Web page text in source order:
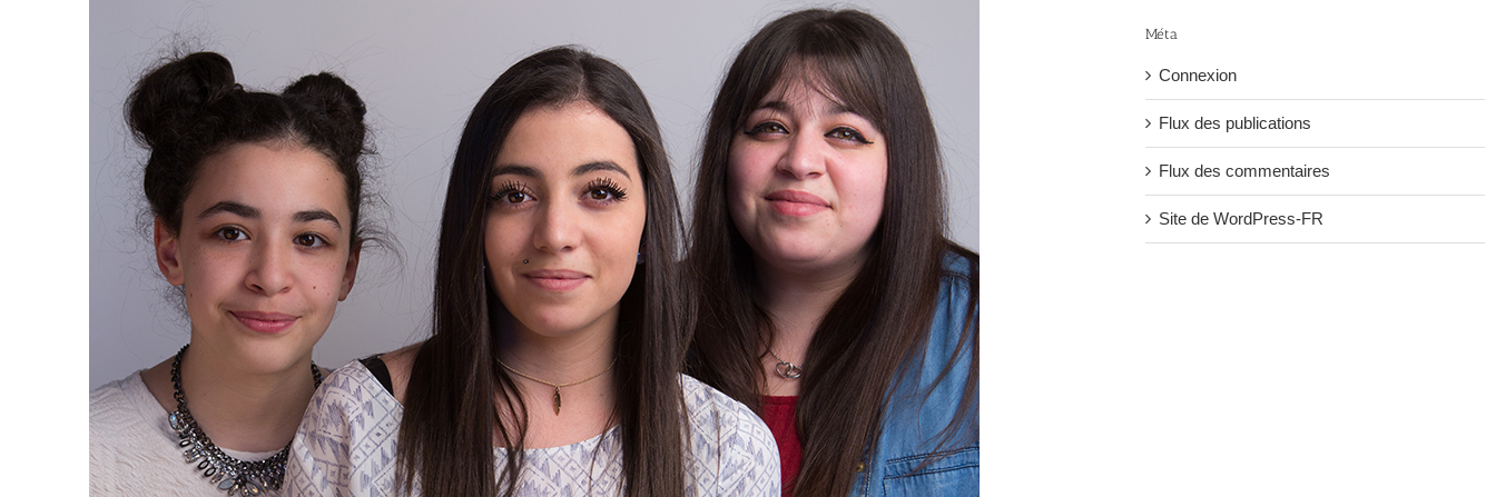
Méta
Connexion
Flux des publications
Flux des commentaires
Site de WordPress-FR